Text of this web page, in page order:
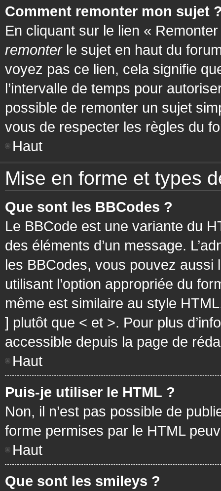
Comment remonter mon sujet
En cliquant sur le lien «
remonterle sujet en haut du
voyez pas ce lien, cela signifie
l’intervalle de temps pour
possible de remonter un sujet
vous de respecter les règles du
Haut
Mise en forme et types
Que sont les BBCodes ?
Le BBCode est une variante du
des éléments d’un message.
les BBCodes, vous pouvez
utilisant l’option appropriée du
même est similaire au style
] plutôt que < et >. Pour plus
accessible depuis la page de
Haut
Puis-je utiliser le HTML ?
Non, il n’est pas possible de
forme permises par le HTML
Haut
Que sont les smileys ?